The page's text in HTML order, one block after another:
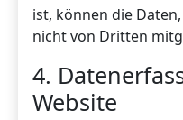
ist, können die
nicht von Dritten
4.
Website